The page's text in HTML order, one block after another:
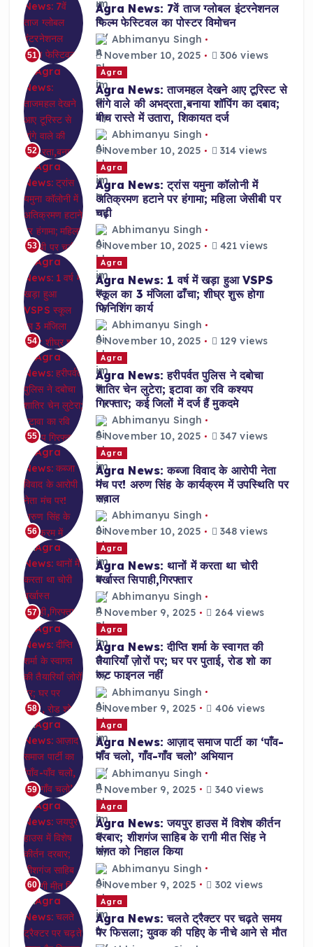
51
Agra News: 7वें ताज ग्लोबल इंटरनेशनल
फिल्म फेस्टिवल का पोस्टर विमोचन
Abhimanyu Singh
November 10, 2025
306 views
52
Agra
Agra News: ताजमहल देखने आए टूरिस्ट से
तांगे वाले की अभद्रता,बनाया शॉपिंग का दबाव;
बीच रास्ते में उतारा, शिकायत दर्ज
Abhimanyu Singh
November 10, 2025
314 views
53
Agra
Agra News: ट्रांस यमुना कॉलोनी में
अतिक्रमण हटाने पर हंगामा; महिला जेसीबी पर
चढ़ी
Abhimanyu Singh
November 10, 2025
421 views
54
Agra
Agra News: 1 वर्ष में खड़ा हुआ VSPS
स्कूल का 3 मंजिला ढाँचा; शीघ्र शुरू होगा
फिनिशिंग कार्य
Abhimanyu Singh
November 10, 2025
129 views
55
Agra
Agra News: हरीपर्वत पुलिस ने दबोचा
शातिर चेन लुटेरा; इटावा का रवि कश्यप
गिरफ्तार; कई जिलों में दर्ज हैं मुकदमे
Abhimanyu Singh
November 10, 2025
347 views
56
Agra
Agra News: कब्जा विवाद के आरोपी नेता
मंच पर! अरुण सिंह के कार्यक्रम में उपस्थिति पर
सवाल
Abhimanyu Singh
November 10, 2025
348 views
57
Agra
Agra News: थानों में करता था चोरी
बर्खास्त सिपाही,गिरफ्तार
Abhimanyu Singh
November 9, 2025
264 views
58
Agra
Agra News: दीप्ति शर्मा के स्वागत की
तैयारियाँ ज़ोरों पर; घर पर पुताई, रोड शो का
रूट फाइनल नहीं
Abhimanyu Singh
November 9, 2025
406 views
59
Agra
Agra News: आज़ाद समाज पार्टी का ‘पाँव-
पाँव चलो, गाँव-गाँव चलो’ अभियान
Abhimanyu Singh
November 9, 2025
340 views
60
Agra
Agra News: जयपुर हाउस में विशेष कीर्तन
दरबार; शीशगंज साहिब के रागी मीत सिंह ने
संगत को निहाल किया
Abhimanyu Singh
November 9, 2025
302 views
Agra
Agra News: चलते ट्रैक्टर पर चढ़ते समय
पैर फिसला; युवक की पहिए के नीचे आने से मौत